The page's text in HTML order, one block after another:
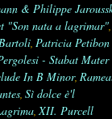
& Philippe
"Son nata a lagrimar"
Patricia Petibon
- Stabat Mater
In B Minor,
Sì dolce è'l
XII. Purcell